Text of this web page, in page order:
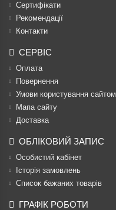
Сертифікати
Рекомендації
Контакти
СЕРВІС
Оплата
Повернення
Умови користування сайтом
Мапа сайту
Доставка
ОБЛІКОВИЙ ЗАПИС
Особистий кабінет
Історія замовлень
Список бажаних товарів
ГРАФІК РОБОТИ